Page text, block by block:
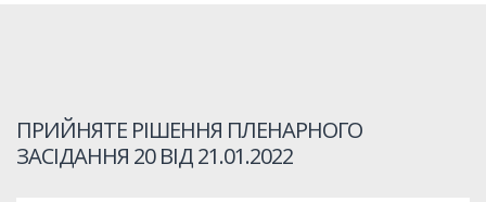
ПРИЙНЯТЕ РІШЕННЯ ПЛЕНАРНОГО
ЗАСІДАННЯ 20 ВІД21.01.2022